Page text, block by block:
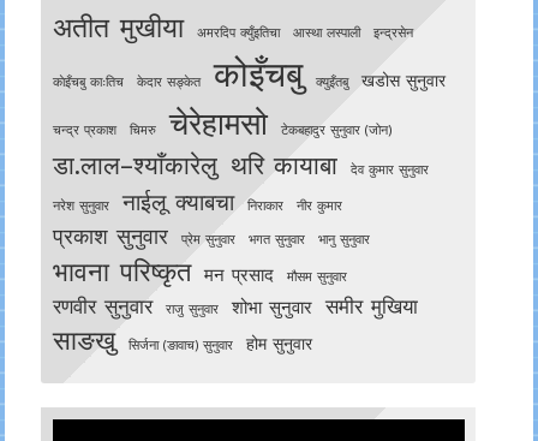
अतीत मुखीया अमरदिप क्युँइतिचा आस्था लस्पाली इन्द्रसेन
काेइँचबु काःतिच केदार सङ्केत कोइँचबु क्युइँतबु खडोस सुनुवार
चन्द्र प्रकाश चिमरु चेरेहामसो टेकबहादुर सुनुवार (जोन)
डा.लाल–श्याँकारेलु थरि कायाबा देव कुमार सुनुवार
नरेश सुनुवार नाईलू क्याबचा निराकार नीर कुमार
प्रकाश सुनुवार प्रेम सुनुवार भगत सुनुवार भानु सुनुवार
भावना परिष्कृत मन प्रसाद मौसम सुनुवार
रणवीर सुनुवार राजु सुनुवार शोभा सुनुवार समीर मुखिया
साङखु सिर्जना (ङावाच) सुनुवार होम सुनुवार